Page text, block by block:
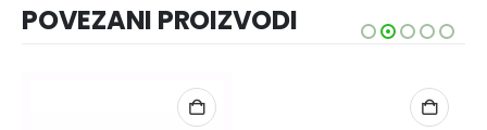
POVEZANI PROIZVODI